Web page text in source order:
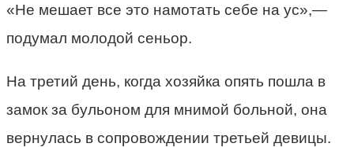
«Не мешает все это намотать себе на ус»,—
подумал молодой сеньор.
На третий день, когда хозяйка опять пошла в
замок за бульоном для мнимой больной, она
вернулась в сопровождении третьей девицы.